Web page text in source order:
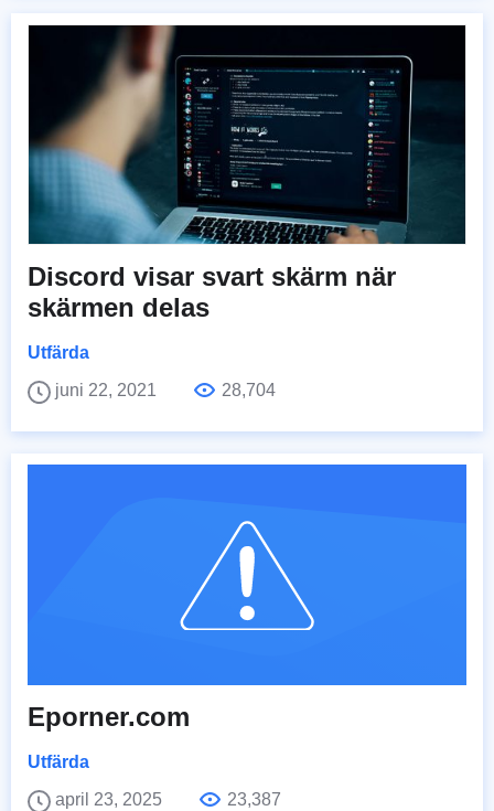
Discord visar svart skärm när
skärmen delas
Utfärda
juni 22, 2021
28,704
Eporner.com
Utfärda
april 23, 2025
23,387